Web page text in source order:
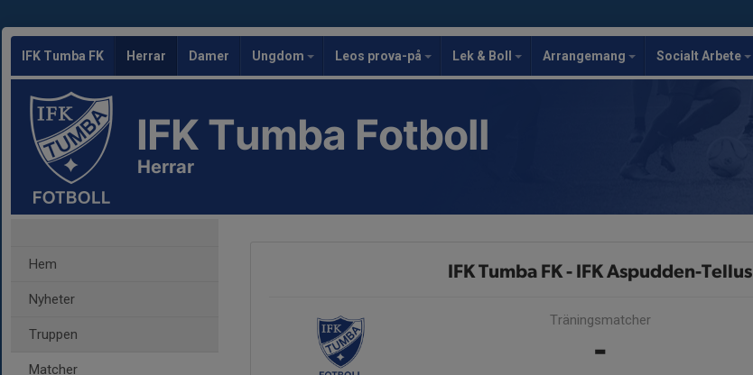
IFK Tumba FK Herrar Damer Ungdom Leos prova-på Lek & Boll Arrangemang Socialt Arbete
IFK Tumba Fotboll
Herrar
Hem
Nyheter
Truppen
Matcher
IFK Tumba FK - IFK Aspudden-Tellus
Träningsmatcher
-